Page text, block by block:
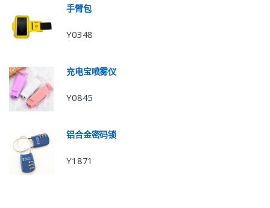
手臂包
Y0348
充电宝喷雾仪
Y0845
铝合金密码锁
Y1871